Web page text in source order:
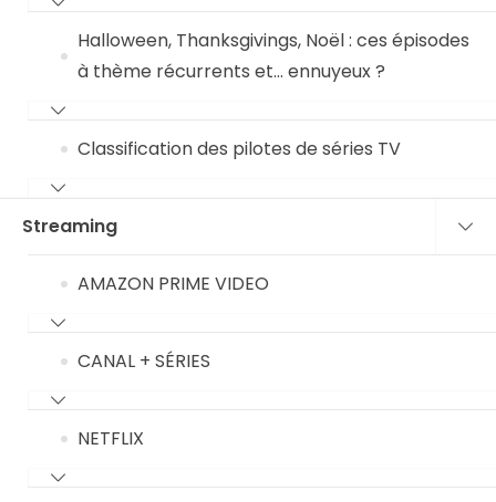
Halloween, Thanksgivings, Noël : ces épisodes
à thème récurrents et… ennuyeux ?
Classification des pilotes de séries TV
Streaming
AMAZON PRIME VIDEO
CANAL + SÉRIES
NETFLIX